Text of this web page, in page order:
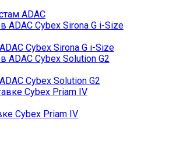
ADAC
Cybex Sirona G i-Size
Cybex Solution G2
Cybex Priam IV